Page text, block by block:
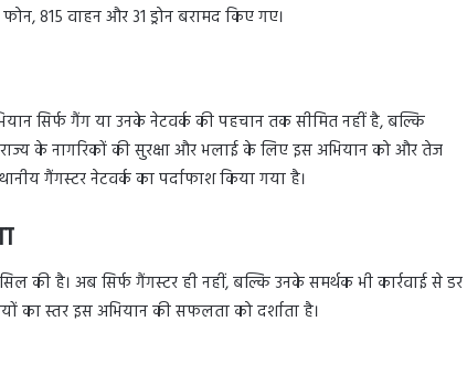
815 वाहन और 31 ड्रोन बरामद किए गए।
सिर्फ गैंग या उनके नेटवर्क की पहचान तक सीमित नहीं है, बल्कि
के नागरिकों की सुरक्षा और भलाई के लिए इस अभियान को और तेज
गैंगस्टर नेटवर्क का पर्दाफाश किया गया है।
की है। अब सिर्फ गैंगस्टर ही नहीं, बल्कि उनके समर्थक भी कार्रवाई से डर
का स्तर इस अभियान की सफलता को दर्शाता है।